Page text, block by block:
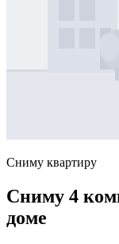
Сниму квартиру
Сниму 4
доме